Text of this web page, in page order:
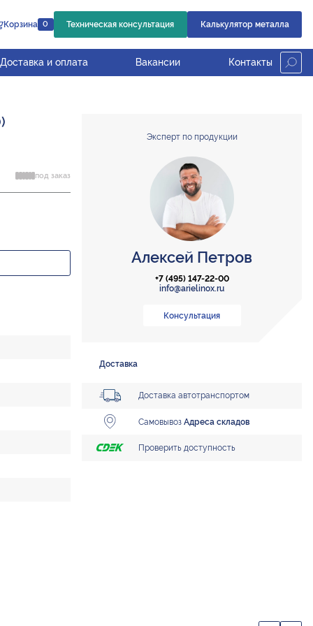
Корзина 0 Техническая консультация Калькулятор металла
Доставка и оплата Вакансии Контакты
под заказ
Эксперт по продукции
Алексей Петров
+7 (495) 147-22-00
info@arielinox.ru
Консультация
Доставка
Доставка автотранспортом
СамовывозАдреса складов
Проверить доступность